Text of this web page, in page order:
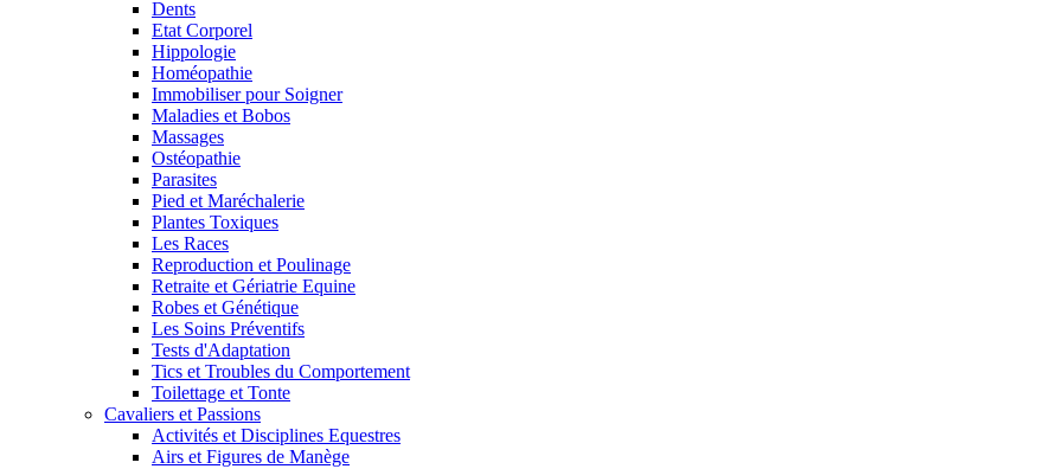
Dents
Etat Corporel
Hippologie
Homéopathie
Immobiliser pour Soigner
Maladies et Bobos
Massages
Ostéopathie
Parasites
Pied et Maréchalerie
Plantes Toxiques
Les Races
Reproduction et Poulinage
Retraite et Gériatrie Equine
Robes et Génétique
Les Soins Préventifs
Tests d'Adaptation
Tics et Troubles du Comportement
Toilettage et Tonte
Cavaliers et Passions
Activités et Disciplines Equestres
Airs et Figures de Manège